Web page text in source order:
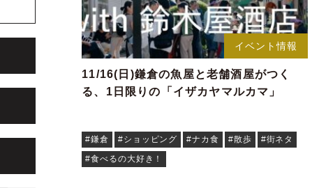
イベント情報
11/16(日)鎌倉の魚屋と老舗酒屋がつく
る、1日限りの「イザカヤマルカマ」
#鎌倉 #ショッピング #ナカ食 #散歩
#街ネタ
#食べるの大好き！